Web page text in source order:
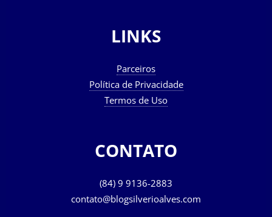
LINKS
Parceiros
Política de Privacidade
Termos de Uso
CONTATO
(84) 9 9136-2883
contato@blogsilverioalves.com